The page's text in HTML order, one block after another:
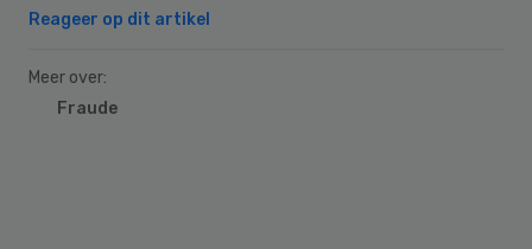
Reageer op dit artikel
Meer over:
Fraude